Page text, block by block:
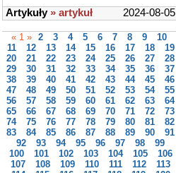
2024-08-05
Artykuły » artykuł
« 1 » 2 3 4 5 6 7 8 9
10
11
12 13 14 15 16 17 18
19
20
21 22 23 24 25 26 27
28
29
30 31 32 33 34 35 36
37
38
39 40 41 42 43 44 45
46
47
48 49 50 51 52 53 54
55
56
57 58 59 60 61 62 63
64
65
66 67 68 69 70 71 72
73
74
75 76 77 78 79 80 81
82
83
84 85 86 87 88 89 90
91
92
93 94 95 96 97 98
99
100
101 102 103 104 105
106
107
108 109 110 111 112
113